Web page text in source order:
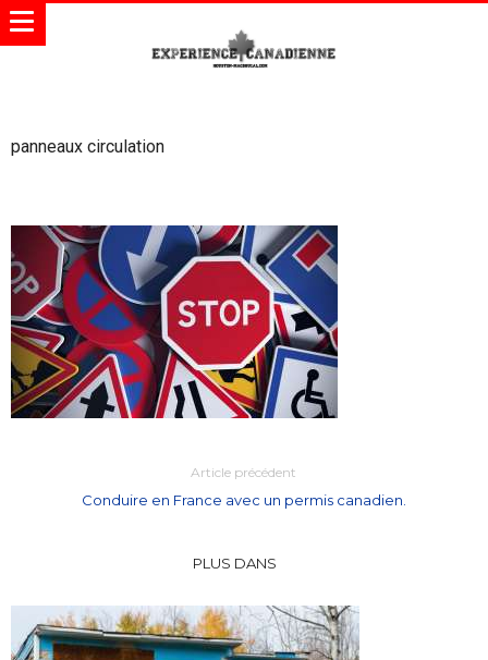
panneaux circulation
Article précédent
Conduire en France avec un permis canadien.
PLUS DANS